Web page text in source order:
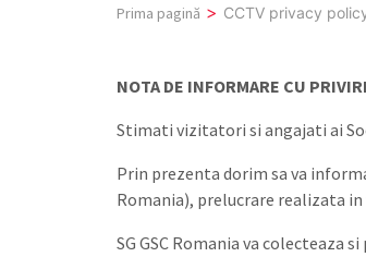
Prima pagină > CCTV privacy
NOTA DE INFORMARE CU
Stimati vizitatori si angajati ai
Prin prezenta dorim sa va
Romania), prelucrare realizata
SG GSC Romania va colecteaza